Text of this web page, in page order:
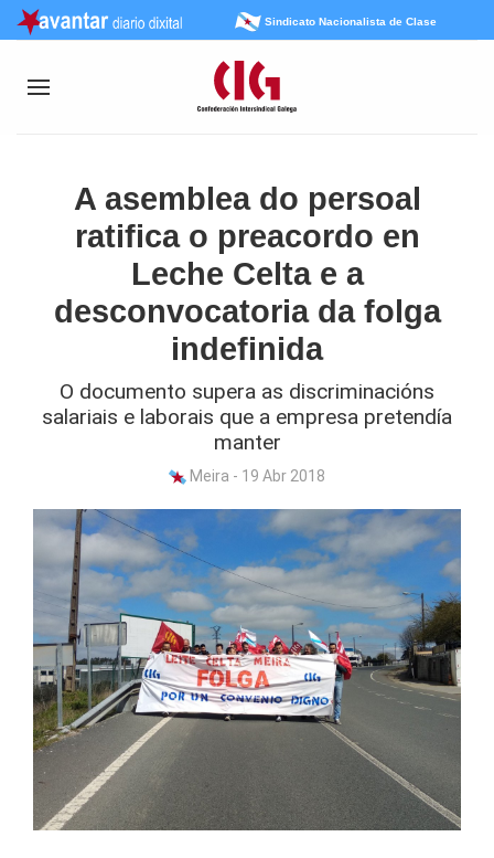
Sindicato Nacionalista de Clase
A asemblea do persoal
ratifica o preacordo en
Leche Celta e a
desconvocatoria da folga
indefinida
O documento supera as discriminacións
salariais e laborais que a empresa pretendía
manter
Meira - 19 Abr 2018